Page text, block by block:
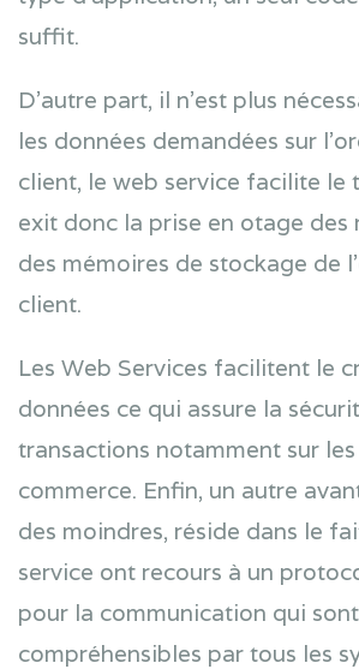
suffit.
D’autre part, il n’est plus
les données demandées sur
client, le web service facilite le
exit donc la prise en otage des
des mémoires de stockage de
client.
Les Web Services facilitent le
données ce qui assure la
transactions notamment sur
commerce. Enfin, un autre
des moindres, réside dans le
service ont recours à un
pour la communication qui sont
compréhensibles par tous les